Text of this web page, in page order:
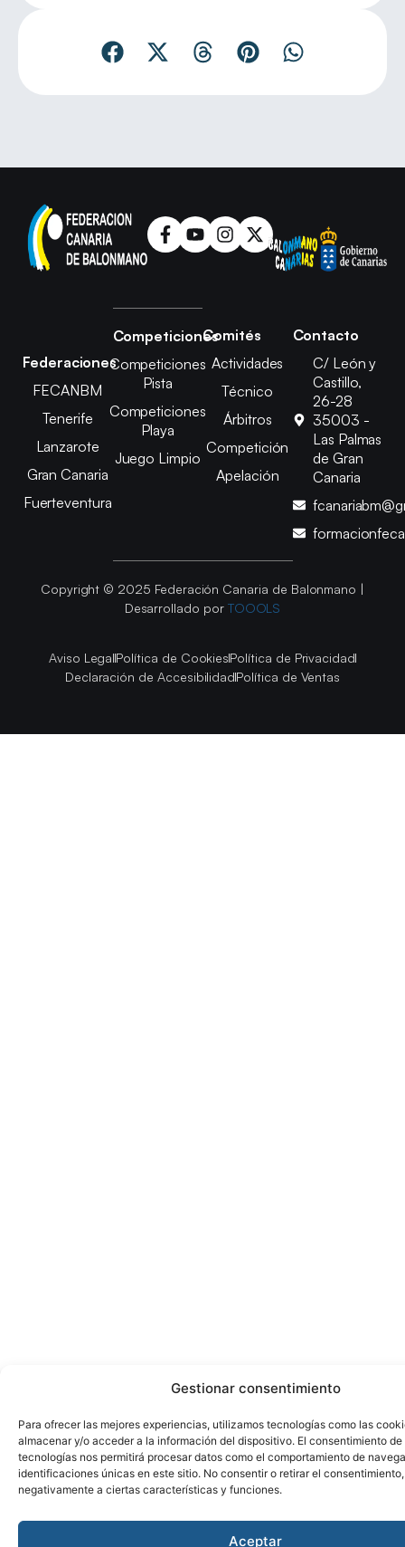
Gestionar consentimiento
Para ofrecer las mejores experiencias, utilizamos tecnologías como las
almacenar y/o acceder a la información del dispositivo. El consentimiento de
tecnologías nos permitirá procesar datos como el comportamiento de
identificaciones únicas en este sitio. No consentir o retirar el
negativamente a ciertas características y funciones.
Aceptar
Federaciones
FECANBM
Tenerife
Lanzarote
Gran Canaria
Fuerteventura
Competiciones
Competiciones
Pista
Competiciones
Playa
Juego Limpio
Comités
Actividades
Técnico
Árbitros
Competición
Apelación
Contacto
C/ León y
Castillo,
26-28
35003 -
Las Palmas
de Gran
Canaria
Copyright © 2025 Federación Canaria de Balonmano |
Desarrollado por TOOOLS
Aviso LegalPolítica de CookiesPolítica de Privacidad
Declaración de AccesibilidadPolítica de Ventas